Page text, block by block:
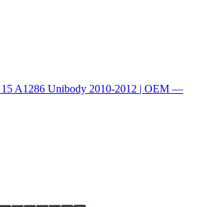
15 A1286 Unibody 2010-2012 | OEM —